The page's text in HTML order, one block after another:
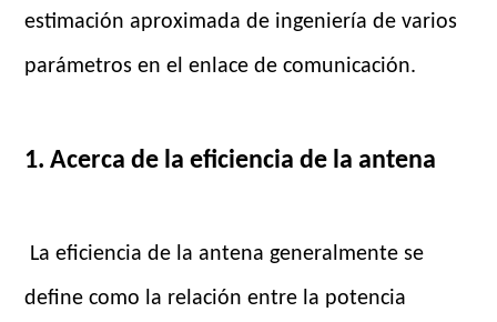
estimación aproximada de ingeniería de varios
parámetros en el enlace de comunicación.
1. Acerca de la eficiencia de la antena
La eficiencia de la antena generalmente se
define como la relación entre la potencia